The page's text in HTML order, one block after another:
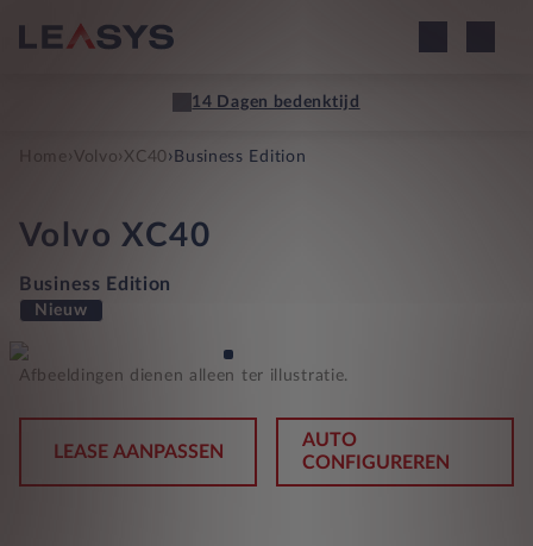
14 Dagen bedenktijd
Home Volvo› XC40› Business Edition
Volvo XC40
Business Edition
Nieuw
Afbeeldingen dienen alleen ter illustratie.
LEASE AANPASSEN
AUTO
CONFIGUREREN